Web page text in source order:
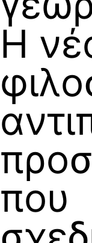
Η
που